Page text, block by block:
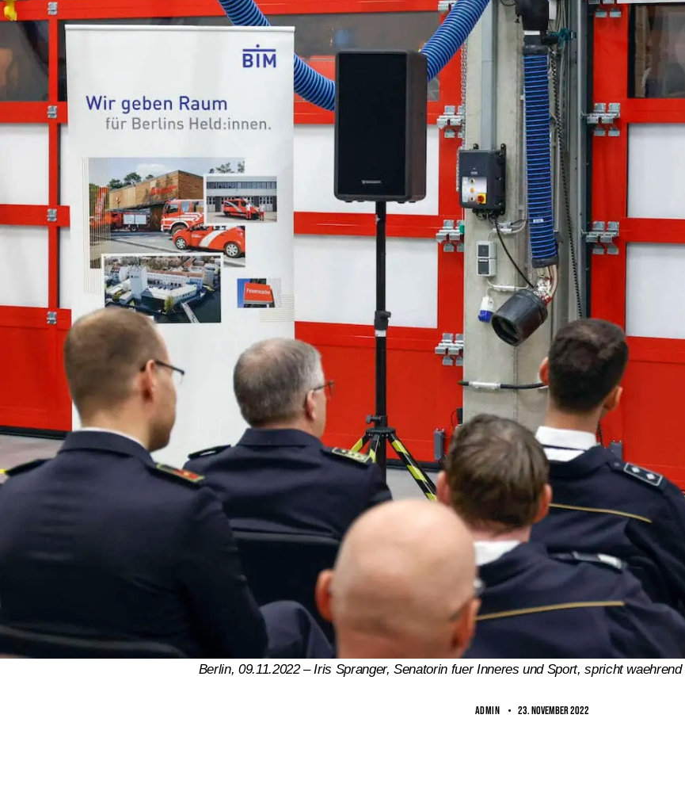
Berlin, 09.11.2022 – Iris Spranger, Senatorin fuer Inneres und Sport, spricht
ADMIN 23. November 2022